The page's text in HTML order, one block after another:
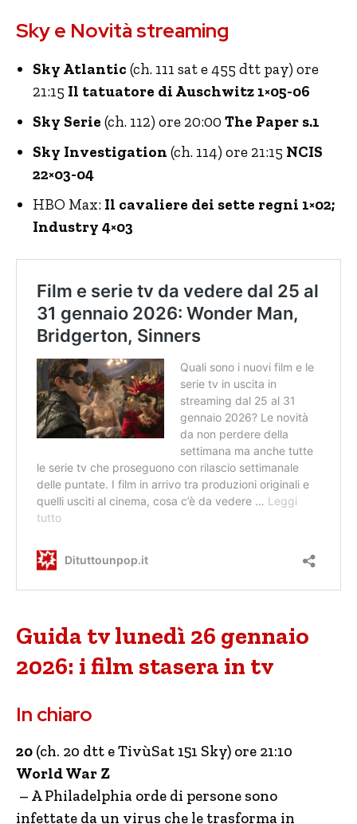
Sky e Novità streaming
Sky Atlantic (ch. 111 sat e 455 dtt pay) ore
21:15 Il tatuatore di Auschwitz 1×05-06
Sky Serie (ch. 112) ore 20:00 The Paper s.1
Sky Investigation (ch. 114) ore 21:15 NCIS
22×03-04
HBO Max: Il cavaliere dei sette regni 1×02;
Industry 4×03
Guida tv lunedì 26 gennaio
2026: i film stasera in tv
In chiaro
20 (ch. 20 dtt e TivùSat 151 Sky) ore 21:10
World War Z
– A Philadelphia orde di persone sono
infettate da un virus che le trasforma in